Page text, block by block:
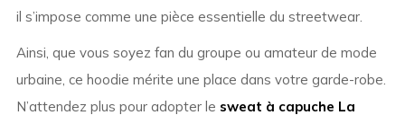
il s’impose comme une pièce essentielle du streetwear.
Ainsi, que vous soyez fan du groupe ou amateur de mode
urbaine, ce hoodie mérite une place dans votre garde-robe.
N’attendez plus pour adopter le sweat à capuche La